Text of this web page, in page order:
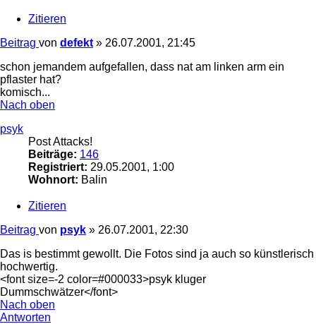
Zitieren
Beitrag von defekt » 26.07.2001, 21:45
schon jemandem aufgefallen, dass nat am linken arm ein
pflaster hat?
komisch...
Nach oben
psyk
Post Attacks!
Beiträge: 146
Registriert: 29.05.2001, 1:00
Wohnort: Balin
Zitieren
Beitrag von psyk » 26.07.2001, 22:30
Das is bestimmt gewollt. Die Fotos sind ja auch so künstlerisch
hochwertig.
<font size=-2 color=#000033>psyk kluger
Dummschwätzer</font>
Nach oben
Antworten